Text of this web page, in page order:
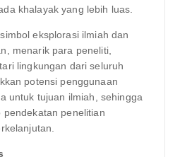
khalayak yang lebih luas.
eksplorasi ilmiah dan
menarik para peneliti,
lingkungan dari seluruh
potensi penggunaan
untuk tujuan ilmiah, sehingga
penelitian